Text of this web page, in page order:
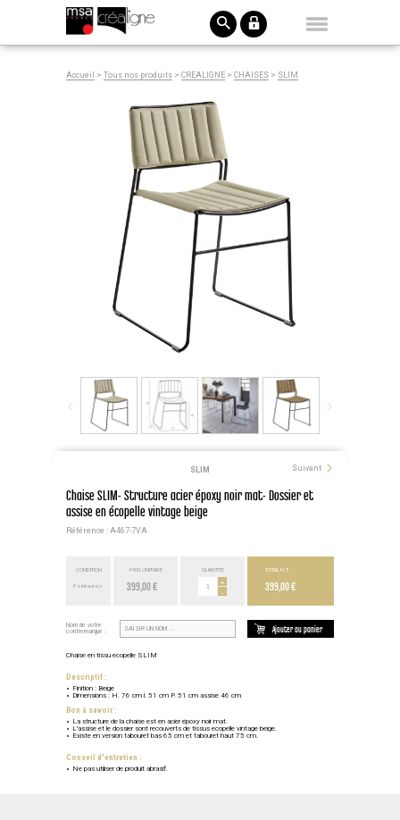
Accueil > Tous nos produits > CREALIGNE > CHAISES > SLIM
SLIM Suivant
Chaise SLIM- Structure acier époxy noir mat- Dossier et
assise en écopelle vintage beige
Référence : A467-7VA
CONDITION
Point euros
PRIX UNITAIRE
399,00 €
QUANTITÉ
+
-
TOTAL H.T.
399,00 €
Nom de votre
contremarque :
Ajouter au panier
Chaise en tissu ecopelle SLIM
Descriptif :
Finition : Beige
Dimensions : H. 76 cm l. 51 cm P. 51 cm assise 46 cm
Bon à savoir :
La structure de la chaise est en acier époxy noir mat.
L'assise et le dossier sont recouverts de tissus ecopelle vintage beige.
Existe en version tabouret bas 65 cm et tabouret haut 75 cm.
Conseil d'entretien :
Ne pas utiliser de produit abrasif.